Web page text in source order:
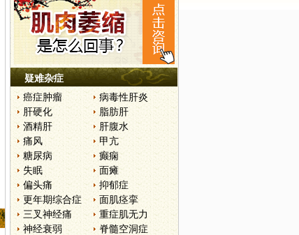
疑难杂症
癌症肿瘤
病毒性肝炎
肝硬化
脂肪肝
酒精肝
肝腹水
痛风
甲亢
糖尿病
癫痫
失眠
面瘫
偏头痛
抑郁症
更年期综合症
面肌痉挛
三叉神经痛
重症肌无力
神经衰弱
脊髓空洞症